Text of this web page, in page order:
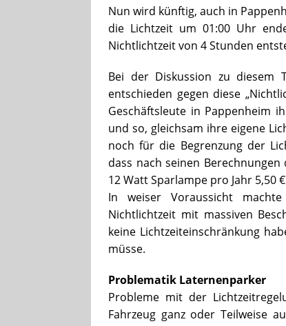
Nun wird künftig, auch in
die Lichtzeit um 01:00 Uhr
Nichtlichtzeit von 4 Stunden
Bei der Diskussion zu diesem
entschieden gegen diese
Geschäftsleute in Pappenheim
und so, gleichsam ihre eigene
noch für die Begrenzung der
dass nach seinen
12 Watt Sparlampe pro Jahr 5,50
In weiser Voraussicht
Nichtlichtzeit mit massiven
keine Lichtzeiteinschränkung
müsse.
Problematik Laternenparker
Probleme mit der
Fahrzeug ganz oder Teilweise